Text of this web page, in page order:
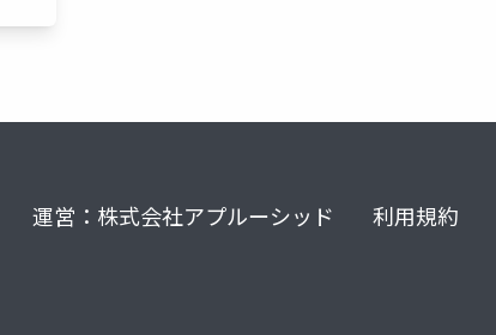
運営：株式会社アプルーシッド 利用規約